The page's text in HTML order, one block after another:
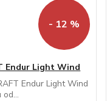
- 12 %
Endur Light Wind
Endur Light Wind